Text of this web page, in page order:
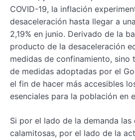
COVID-19, la inflación
desaceleración hasta llegar a
2,19% en junio. Derivado de la
producto de la desaceleración
medidas de confinamiento, sino
de medidas adoptadas por el
el fin de hacer más accesibles
esenciales para la población en
Si por el lado de la demanda las
calamitosas, por el lado de la